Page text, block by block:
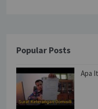
Popular Posts
Apa